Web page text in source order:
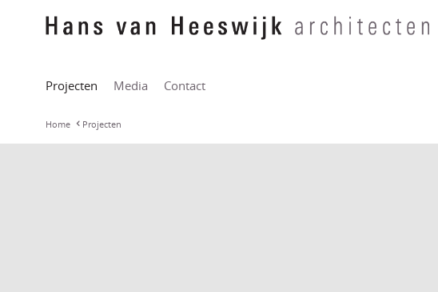
Projecten Media Contact
Home Projecten